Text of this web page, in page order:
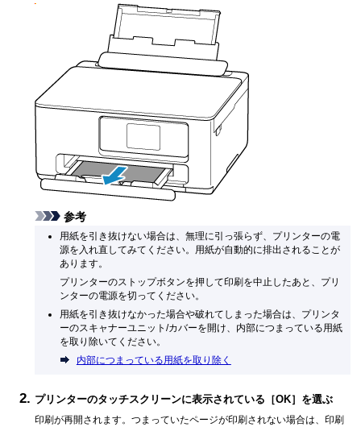
参考
用紙を引き抜けない場合は、無理に引っ張らず、プリンターの電
源を入れ直してみてください。
用紙が自動的に排出されることが
あります。
プリンターのストップボタンを押して印刷を中止したあと、プリ
ンターの電源を切ってください。
用紙を引き抜けなかった場合や破れてしまった場合は、プリンタ
ーのスキャナーユニット/カバーを開け、内部につまっている用紙
を取り除いてください。
内部につまっている用紙を取り除く
プリンターのタッチスクリーンに表示されている［OK］を選ぶ
印刷が再開されます。つまっていたページが印刷されない場合は、印刷